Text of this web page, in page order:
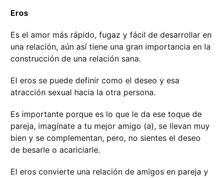
Eros
Es el amor más rápido, fugaz y fácil de desarrollar en
una relación, aún así tiene una gran importancia en la
construcción de una relación sana.
El eros se puede definir como el deseo y esa
atracción sexual hacia la otra persona.
Es importante porque es lo que le da ese toque de
pareja, imagínate a tu mejor amigo (a), se llevan muy
bien y se complementan, pero, no sientes el deseo
de besarle o acariciarle.
El eros convierte una relación de amigos en pareja y